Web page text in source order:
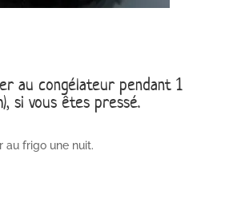
au congélateur pendant 1
si vous êtes pressé.
au frigo une nuit.